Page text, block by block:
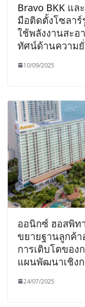
Bravo BKK แล
มือติดตั้งโซลา
ใช้พลังงานสะอ
ทัศน์ด้านความ
10/09/2025
ออนิกซ์ ฮอสพิท
ขยายฐานลูกค้า
การเติบโตขอ
แผนพัฒนาเชิง
24/07/2025